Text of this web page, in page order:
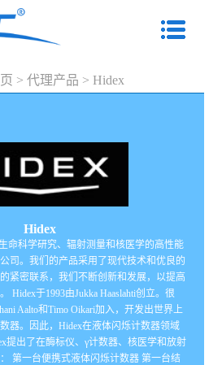
> 代理产品 > Hidex
Hidex
命科学研究、辐射测量和核医学的高性能
司。我们的产品采用了现代技术和优良的
紧密联系，我们不断创新和发展，以提高
Hidex于1993由Jukka Haaslahti创立。很
Aalto和Timo Oikari加入，开发出世界上
器。因此，Hidex在液体闪烁计数器领域
提出了在酶标仪、γ计数器、核医学和放射
第一台便携式液体闪烁计数器 第一台结